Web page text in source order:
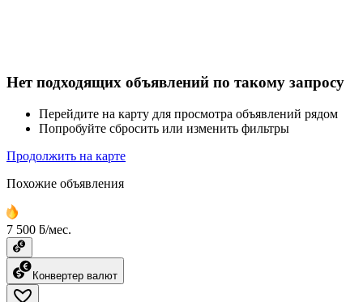
Нет подходящих объявлений по такому запросу
Перейдите на карту для просмотра объявлений рядом
Попробуйте сбросить или изменить фильтры
Продолжить на карте
Похожие объявления
7 500 ƃ/мес.
Конвертер валют